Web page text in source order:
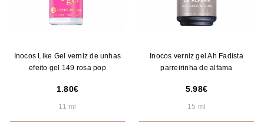
Inocos Like Gel verniz de unhas
efeito gel 149 rosa pop
1.80
11 ml
Inocos verniz gel Ah Fadista
parreirinha de alfama
5.98
15 ml